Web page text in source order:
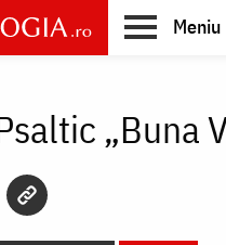
Meniu
„Buna